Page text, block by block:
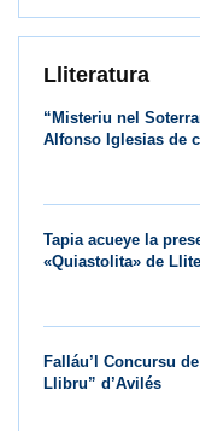
Lliteratura
“Misteriu nel
Alfonso Iglesias de
Tapia acueye la
«Quiastolita» de
Falláu’l Concursu
Llibru” d’Avilés